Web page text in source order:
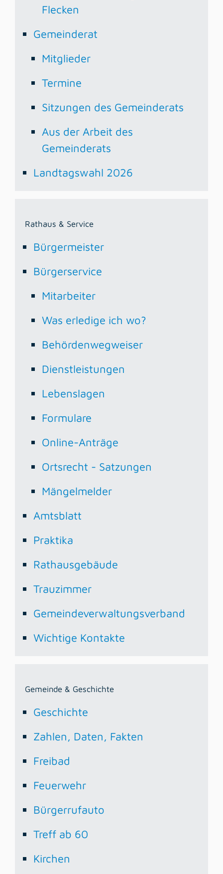
Flecken
Gemeinderat
Mitglieder
Termine
Sitzungen des Gemeinderats
Aus der Arbeit des
Gemeinderats
Landtagswahl 2026
Rathaus & Service
Bürgermeister
Bürgerservice
Mitarbeiter
Was erledige ich wo?
Behördenwegweiser
Dienstleistungen
Lebenslagen
Formulare
Online-Anträge
Ortsrecht - Satzungen
Mängelmelder
Amtsblatt
Praktika
Rathausgebäude
Trauzimmer
Gemeindeverwaltungsverband
Wichtige Kontakte
Gemeinde & Geschichte
Geschichte
Zahlen, Daten, Fakten
Freibad
Feuerwehr
Bürgerrufauto
Treff ab 60
Kirchen